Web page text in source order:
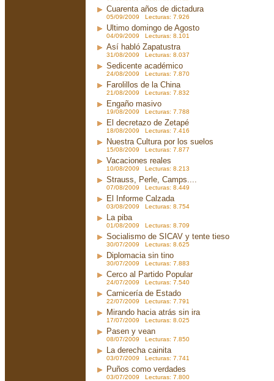
Cuarenta años de dictadura
05/09/2009 Lecturas: 7.926
Ultimo domingo de Agosto
04/09/2009 Lecturas: 8.101
Así habló Zapatustra
31/08/2009 Lecturas: 8.037
Sedicente académico
24/08/2009 Lecturas: 7.870
Farolillos de la China
21/08/2009 Lecturas: 7.832
Engaño masivo
19/08/2009 Lecturas: 7.788
El decretazo de Zetapé
18/08/2009 Lecturas: 7.416
Nuestra Cultura por los suelos
15/08/2009 Lecturas: 7.877
Vacaciones reales
10/08/2009 Lecturas: 8.213
Strauss, Perle, Camps....
07/08/2009 Lecturas: 8.449
El Informe Calzada
03/08/2009 Lecturas: 8.754
La piba
01/08/2009 Lecturas: 8.709
Socialismo de SICAV y tente tieso
30/07/2009 Lecturas: 8.625
Diplomacia sin tino
30/07/2009 Lecturas: 7.883
Cerco al Partido Popular
24/07/2009 Lecturas: 7.540
Carnicería de Estado
22/07/2009 Lecturas: 7.791
Mirando hacia atrás sin ira
17/07/2009 Lecturas: 8.025
Pasen y vean
08/07/2009 Lecturas: 7.850
La derecha cainita
03/07/2009 Lecturas: 7.741
Puños como verdades
03/07/2009 Lecturas: 7.800